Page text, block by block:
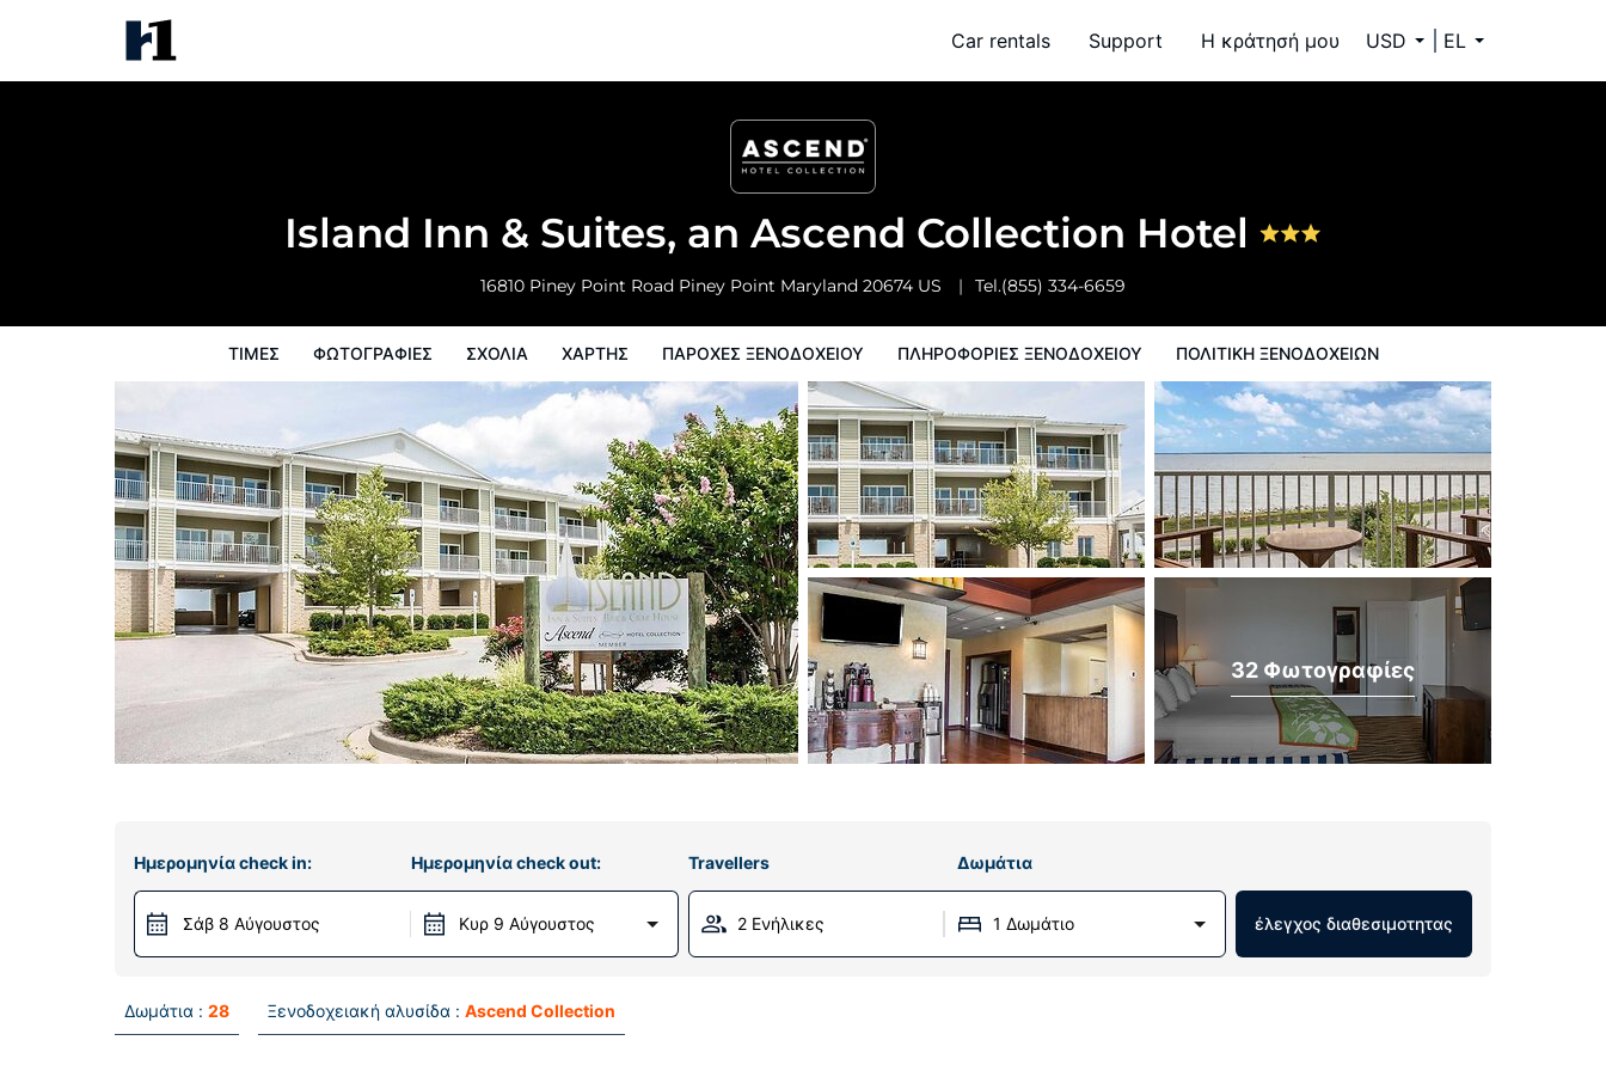
Car rentals Support Η κράτησή μου USD EL
Island Inn & Suites, an Ascend Collection Hotel
16810 Piney Point Road Piney Point Maryland 20674 US Tel.(855) 334-6659
ΤΙΜΈΣ ΦΩΤΟΓΡΑΦΊΕΣ ΣΧΌΛΙΑ ΧΆΡΤΗΣ ΠΑΡΟΧΕΣ ΞΕΝΟΔΟΧΕΙΟΥ ΠΛΗΡΟΦΟΡΊΕΣ ΞΕΝΟΔΟΧΕΊΟΥ ΠΟΛΙΤΙΚΗ ΞΕΝΟΔΟΧΕΊΩΝ
Πληροφορίες ξενοδοχείου Πολιτικη ξενοδοχείων
32 Φωτογραφίες
Ημερομηνία check in:
Σάβ 8 Αύγουστος
Ημερομηνία check out:
Κυρ 9 Αύγουστος
Travellers Δωμάτια
2 Ενήλικες 1 Δωμάτιο έλεγχος διαθεσιμοτητας
Δωμάτια : 28 Ξενοδοχειακή αλυσίδα : Ascend Collection